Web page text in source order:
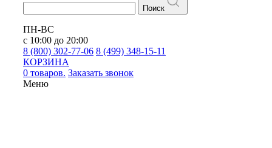
Поиск
ПН-ВС
с 10:00 до 20:00
8 (800) 302-77-06 8 (499) 348-15-11
КОРЗИНА
0 товаров. Заказать звонок
Меню